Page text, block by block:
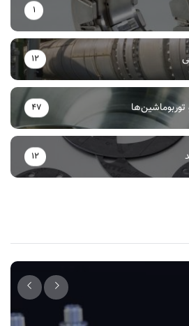
1
12
توربوماشین‌ها 47
12